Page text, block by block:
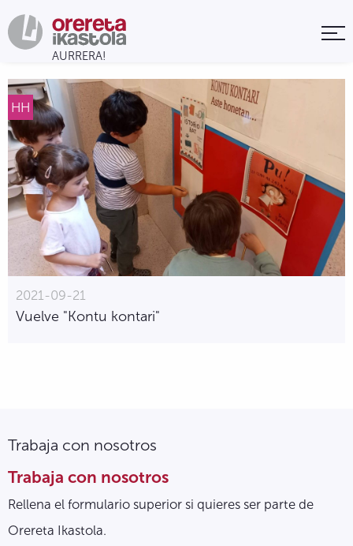
HH
2021-09-21
Vuelve "Kontu kontari"
Trabaja con nosotros
Trabaja con nosotros
Rellena el formulario superior si quieres ser parte de
Orereta Ikastola.